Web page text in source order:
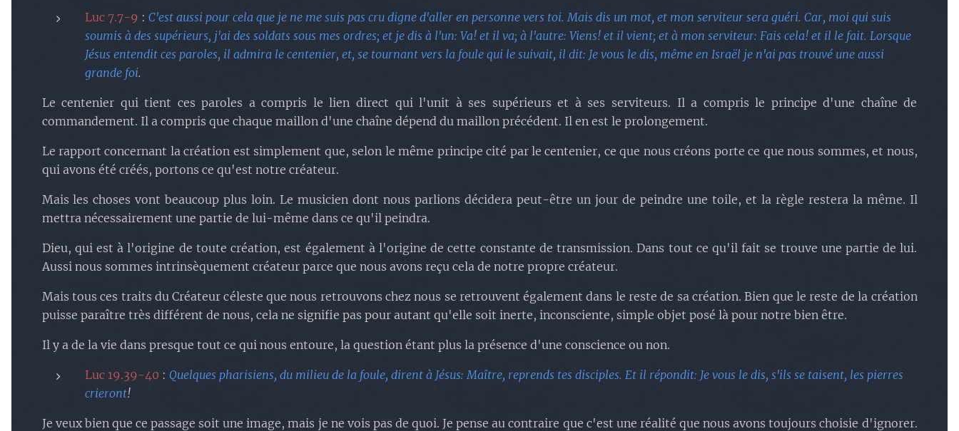
Luc 7.7-9 : C'est aussi pour cela que je ne me suis pas cru digne d'aller en personne vers toi. Mais dis un mot, et mon serviteur sera guéri. Car, moi qui suis
soumis à des supérieurs, j'ai des soldats sous mes ordres; et je dis à l'un: Va! et il va; à l'autre: Viens! et il vient; et à mon serviteur: Fais cela! et il le fait. Lorsque
Jésus entendit ces paroles, il admira le centenier, et, se tournant vers la foule qui le suivait, il dit: Je vous le dis, même en Israël je n'ai pas trouvé une aussi
grande foi.
Le centenier qui tient ces paroles a compris le lien direct qui l'unit à ses supérieurs et à ses serviteurs. Il a compris le principe d'une chaîne de
commandement. Il a compris que chaque maillon d'une chaîne dépend du maillon précédent. Il en est le prolongement.
Le rapport concernant la création est simplement que, selon le même principe cité par le centenier, ce que nous créons porte ce que nous sommes, et nous,
qui avons été créés, portons ce qu'est notre créateur.
Mais les choses vont beaucoup plus loin. Le musicien dont nous parlions décidera peut-être un jour de peindre une toile, et la règle restera la même. Il
mettra nécessairement une partie de lui-même dans ce qu'il peindra.
Dieu, qui est à l'origine de toute création, est également à l'origine de cette constante de transmission. Dans tout ce qu'il fait se trouve une partie de lui.
Aussi nous sommes intrinsèquement créateur parce que nous avons reçu cela de notre propre créateur.
Mais tous ces traits du Créateur céleste que nous retrouvons chez nous se retrouvent également dans le reste de sa création. Bien que le reste de la création
puisse paraître très différent de nous, cela ne signifie pas pour autant qu'elle soit inerte, inconsciente, simple objet posé là pour notre bien être.
Il y a de la vie dans presque tout ce qui nous entoure, la question étant plus la présence d'une conscience ou non.
Luc 19.39-40 : Quelques pharisiens, du milieu de la foule, dirent à Jésus: Maître, reprends tes disciples. Et il répondit: Je vous le dis, s'ils se taisent, les pierres
crieront!
Je veux bien que ce passage soit une image, mais je ne vois pas de quoi. Je pense au contraire que c'est une réalité que nous avons toujours choisie d'ignorer.